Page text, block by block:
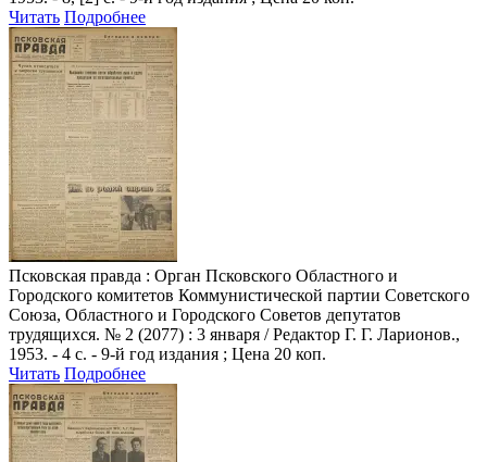
Читать Подробнее
Псковская правда : Орган Псковского Областного и
Городского комитетов Коммунистической партии Советского
Союза, Областного и Городского Советов депутатов
трудящихся. № 2 (2077) : 3 января / Редактор Г. Г. Ларионов.,
1953. - 4 с. - 9-й год издания ; Цена 20 коп.
Читать Подробнее